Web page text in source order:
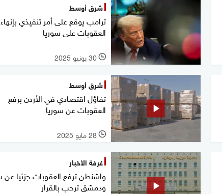
شرق أوسط
ترامب يوقع على أمر تنفيذي بإنهاء
العقوبات على سوريا
l 30 يونيو 2025
شرق أوسط
تفاؤل اقتصادي في الأردن برفع
العقوبات عن سوريا
l 28 مايو 2025
غرفة الأخبار
واشنطن ترفع العقوبات جزئيا عن
ودمشق ترحب بالقرار